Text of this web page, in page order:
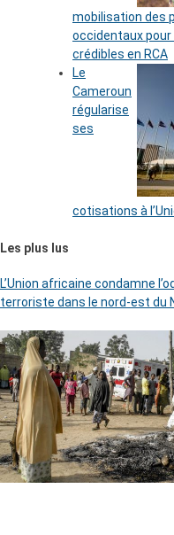
mobilisation des
occidentaux
crédibles en RCA
Le
Cameroun
régularise
ses
cotisations à
Les plus lus
L’Union africaine condamne
terroriste dans le nord-est du